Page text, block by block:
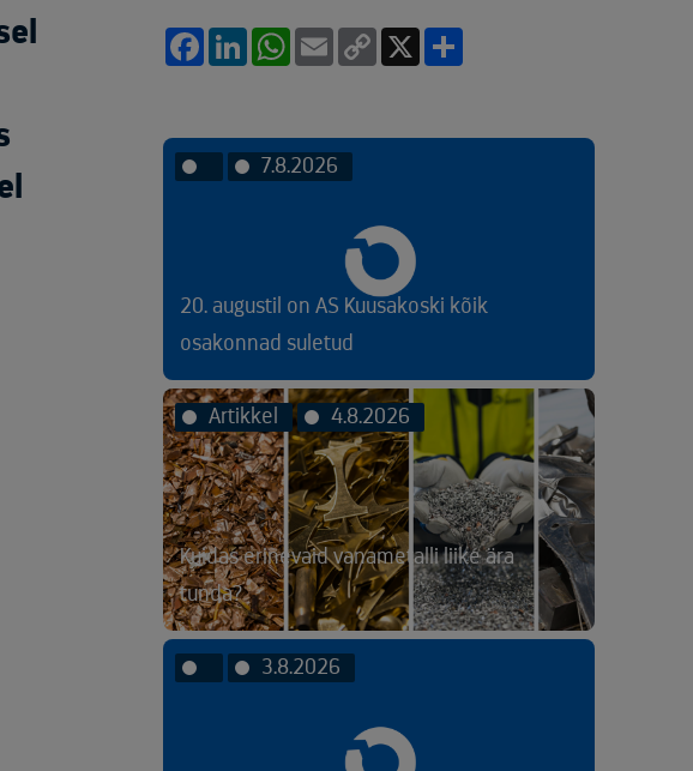
FacebookLinkedInWhatsApp
Email
Copy
7.8.2026
20. augustil on AS Kuusakoski kõik
osakonnad suletud
Artikkel 4.8.2026
Kuidas erinevaid vanametalli liike ära
tunda?
3.8.2026